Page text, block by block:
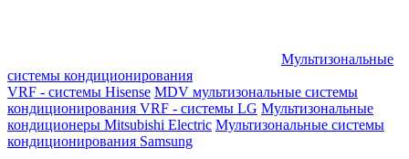
Мультизональные
системы кондиционирования
VRF - системы Hisense MDV мультизональные системы
кондиционирования VRF - системы LG Мультизональные
кондиционеры Mitsubishi Electric Мультизональные системы
кондиционирования Samsung